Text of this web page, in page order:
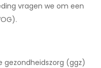
vragen we om een
gezondheidszorg (ggz)